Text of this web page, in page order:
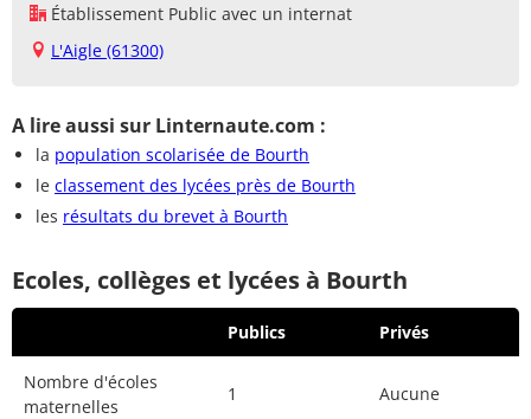
Établissement Public avec un internat
L'Aigle (61300)
A lire aussi sur Linternaute.com :
la population scolarisée de Bourth
le classement des lycées près de Bourth
les résultats du brevet à Bourth
Ecoles, collèges et lycées à Bourth
Publics Privés
Nombre d'écoles
maternelles
1 Aucune